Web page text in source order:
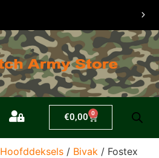
€0,00 0
Hoofddeksels / Bivak / Fostex